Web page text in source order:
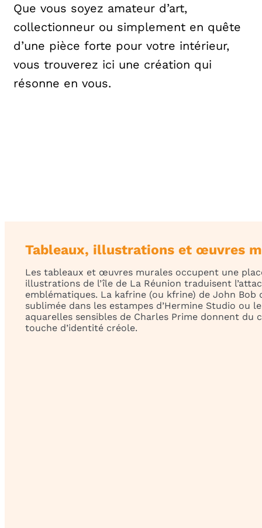
Que vous soyez amateur d’art,
collectionneur ou simplement en quête
d’une pièce forte pour votre intérieur,
vous trouverez ici une création qui
résonne en vous.
Tableaux, illustrations et œuvres
Les tableaux et œuvres murales occupent une
illustrations de l’île de La Réunion traduisent
emblématiques. La kafrine (ou kfrine) de John
sublimée dans les estampes d’Hermine Studio ou
aquarelles sensibles de Charles Prime donnent
touche d’identité créole.